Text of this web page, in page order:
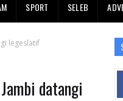
SPORT SELEB
legeslatif
datangi